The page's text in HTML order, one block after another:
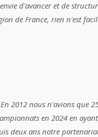
d'avancer etde
de France, rien n'est
2012 nous n'avions que
en 2024 en
deux ans notre